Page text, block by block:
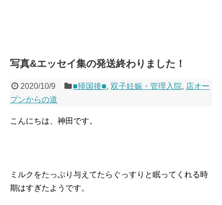
写真&エッセイ集の発送終わりました！
2020/10/9 ■帰国後■,双子妊娠・管理入院, 店オー
プンからの道
こんにちは、神田です。
ミルクをたっぷり与えてたらぐっすりと眠ってくれる時
期はすぎたようです。